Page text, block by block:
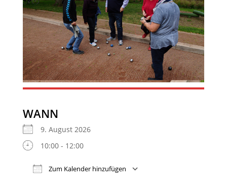
WANN
9. August 2026
10:00 - 12:00
Zum Kalender hinzufügen